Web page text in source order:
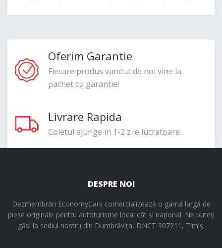
Oferim Garantie
Fiecare produs vandut de noi vine la
pachet cu garantie!
Livrare Rapida
Coletul ajunge in 1-2 zile lucratoare.
DESPRE NOI
Dezmembrări EconomyCars comercializează o gamă largă de
piese originale pentru autoturisme local cât și național. Ne puteți
găsi la sediul nostru din Dumbrăvița, DNCT 307211, Timiș.